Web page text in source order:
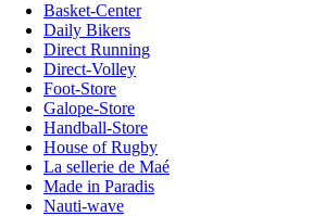
Basket-Center
Daily Bikers
Direct Running
Direct-Volley
Foot-Store
Galope-Store
Handball-Store
House of Rugby
La sellerie de Maé
Made in Paradis
Nauti-wave